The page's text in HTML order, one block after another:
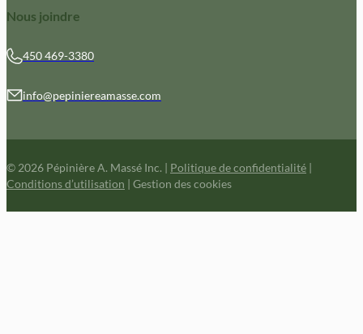
Nous joindre
450 469-3380
info@pepiniereamasse.com
© 2026 Pépinière A. Massé Inc. | Politique de confidentialité |
Conditions d’utilisation | Gestion des cookies